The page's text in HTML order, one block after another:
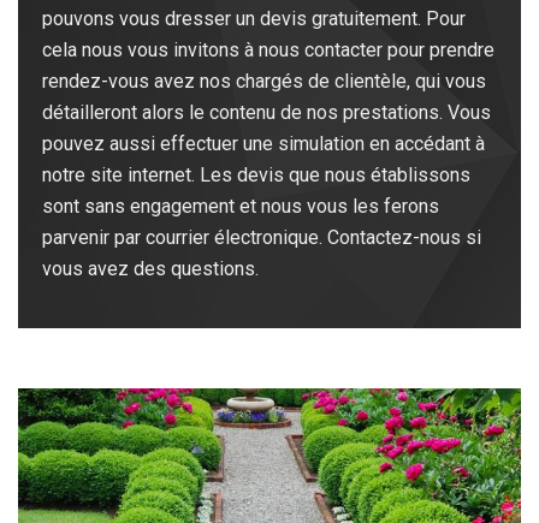
pouvons vous dresser un devis gratuitement. Pour
cela nous vous invitons à nous contacter pour prendre
rendez-vous avez nos chargés de clientèle, qui vous
détailleront alors le contenu de nos prestations. Vous
pouvez aussi effectuer une simulation en accédant à
notre site internet. Les devis que nous établissons
sont sans engagement et nous vous les ferons
parvenir par courrier électronique. Contactez-nous si
vous avez des questions.